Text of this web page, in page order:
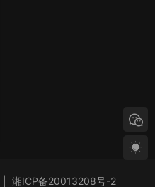
湘ICP备20013208号-2